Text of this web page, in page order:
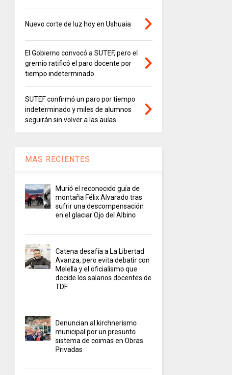
Nuevo corte de luz hoy en Ushuaia
El Gobierno convocó a SUTEF, pero el
gremio ratificó el paro docente por
tiempo indeterminado.
SUTEF confirmó un paro por tiempo
indeterminado y miles de alumnos
seguirán sin volver a las aulas
MAS RECIENTES
Murió el reconocido guía de
montaña Félix Alvarado tras
sufrir una descompensación
en el glaciar Ojo del Albino
Catena desafía a La Libertad
Avanza, pero evita debatir con
Melella y el oficialismo que
decide los salarios docentes de
TDF
Denuncian al kirchnerismo
municipal por un presunto
sistema de coimas en Obras
Privadas